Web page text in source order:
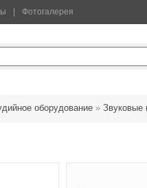
Фотогалерея
оборудование » Звуковые